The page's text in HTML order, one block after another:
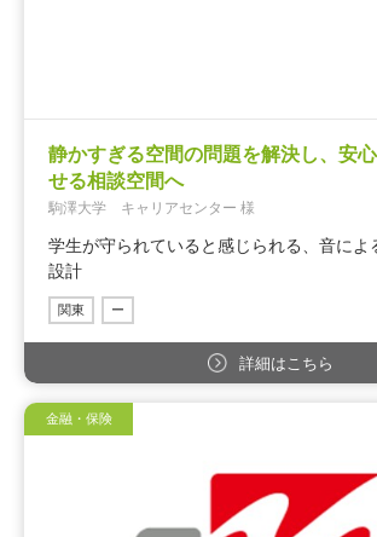
静かすぎる空間の問題を解決し、安
せる相談空間へ
駒澤大学 キャリアセンター 様
学生が守られていると感じられる、音によ
設計
関東 ー
詳細はこちら
金融・保険